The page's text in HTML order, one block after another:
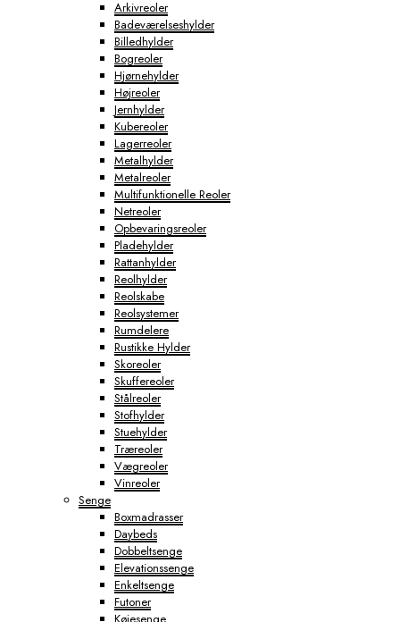
Arkivreoler
Badeværelseshylder
Billedhylder
Bogreoler
Hjørnehylder
Højreoler
Jernhylder
Kubereoler
Lagerreoler
Metalhylder
Metalreoler
Multifunktionelle Reoler
Netreoler
Opbevaringsreoler
Pladehylder
Rattanhylder
Reolhylder
Reolskabe
Reolsystemer
Rumdelere
Rustikke Hylder
Skoreoler
Skuffereoler
Stålreoler
Stofhylder
Stuehylder
Træreoler
Vægreoler
Vinreoler
Senge
Boxmadrasser
Daybeds
Dobbeltsenge
Elevationssenge
Enkeltsenge
Futoner